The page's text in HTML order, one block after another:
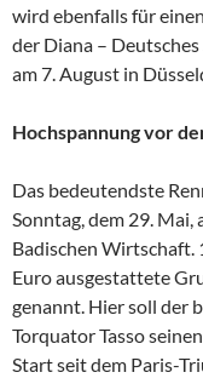
wird ebenfalls für
der Diana –
am 7. August in
Hochspannung vor
Das bedeutendste
Sonntag, dem 29. Mai,
Badischen Wirtschaft.
Euro ausgestattete
genannt. Hier soll der
Torquator Tasso
Start seit dem Paris-